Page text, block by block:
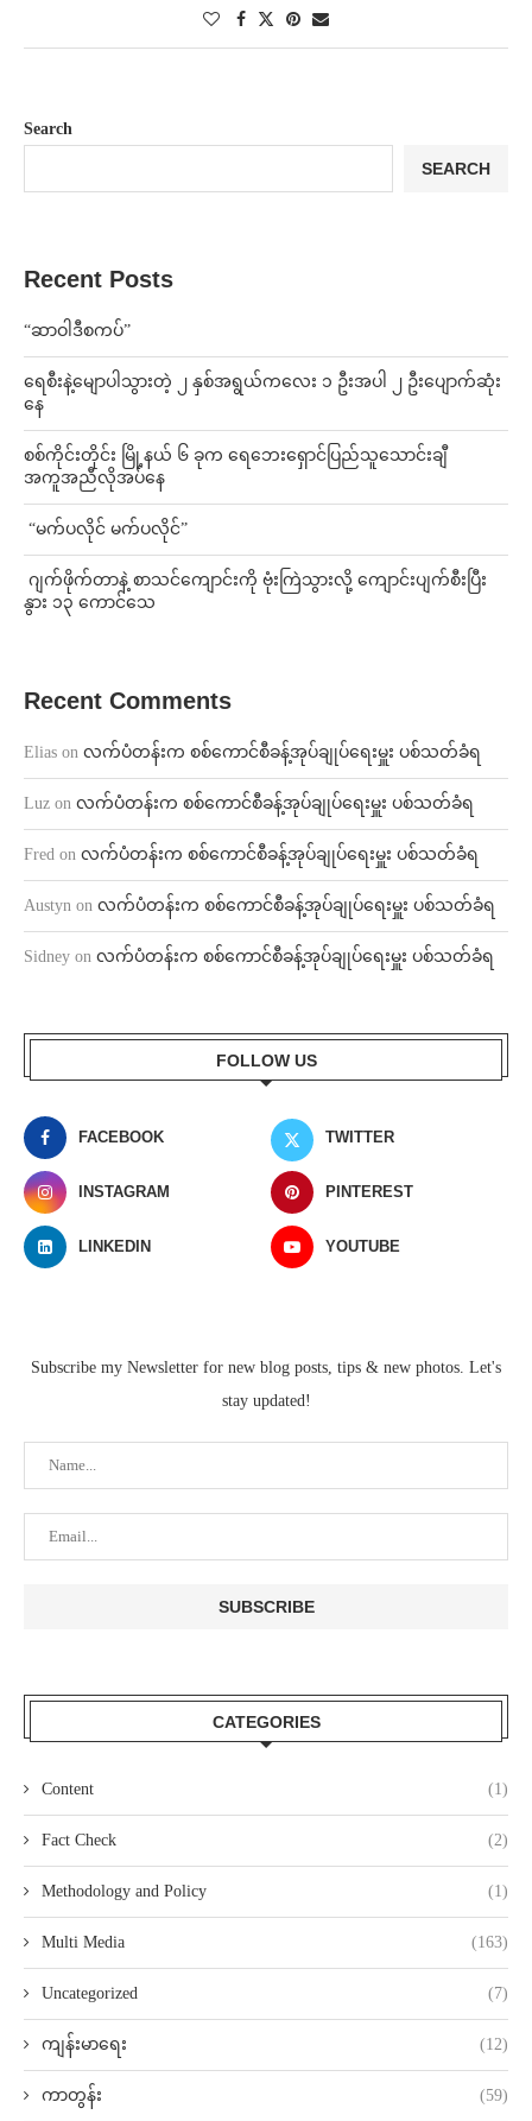
Search
SEARCH
Recent Posts
“ဆာဝါဒီစကပ်”
ရေစီးနဲ့မျောပါသွားတဲ့ ၂ နှစ်အရွယ်ကလေး ၁ ဦးအပါ ၂ ဦးပျောက်ဆုံး
နေ
စစ်ကိုင်းတိုင်း မြို့နယ် ၆ ခုက ရေဘေးရှောင်ပြည်သူသောင်းချီ
အကူအညီလိုအပ်နေ
⁨ ⁨“မက်ပလိုင် မက်ပလိုင်”
⁨⁩ ⁨ဂျက်ဖိုက်တာနဲ့ စာသင်ကျောင်းကို ဗုံးကြဲသွားလို့ ကျောင်းပျက်စီးပြီး
နွား ၁၃ ကောင်သေ
Recent Comments
Elias on လက်ပံတန်းက စစ်ကောင်စီခန့်အုပ်ချုပ်ရေးမှူး ပစ်သတ်ခံရ
Luz on လက်ပံတန်းက စစ်ကောင်စီခန့်အုပ်ချုပ်ရေးမှူး ပစ်သတ်ခံရ
Fred on လက်ပံတန်းက စစ်ကောင်စီခန့်အုပ်ချုပ်ရေးမှူး ပစ်သတ်ခံရ
Austyn on လက်ပံတန်းက စစ်ကောင်စီခန့်အုပ်ချုပ်ရေးမှူး ပစ်သတ်ခံရ
Sidney on လက်ပံတန်းက စစ်ကောင်စီခန့်အုပ်ချုပ်ရေးမှူး ပစ်သတ်ခံရ
FOLLOW US
FACEBOOK TWITTER
INSTAGRAM PINTEREST
LINKEDIN YOUTUBE
Subscribe my Newsletter for new blog posts, tips & new photos. Let's
stay updated!
CATEGORIES
Content (1)
Fact Check (2)
Methodology and Policy (1)
Multi Media (163)
Uncategorized (7)
ကျန်းမာရေး (12)
ကာတွန်း (59)